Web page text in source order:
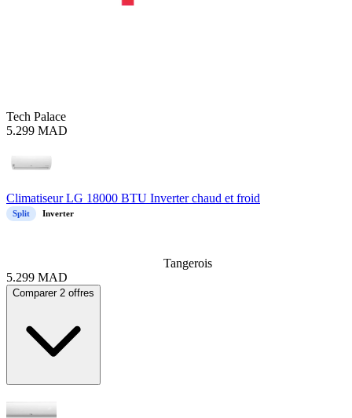
Tech Palace
5.299 MAD
Climatiseur LG 18000 BTU Inverter chaud et froid
Split Inverter
Tangerois
5.299 MAD
Comparer 2 offres